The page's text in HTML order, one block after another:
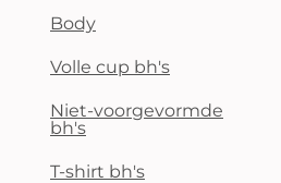
Body
Volle cup bh's
Niet-voorgevormde
bh's
T-shirt bh's